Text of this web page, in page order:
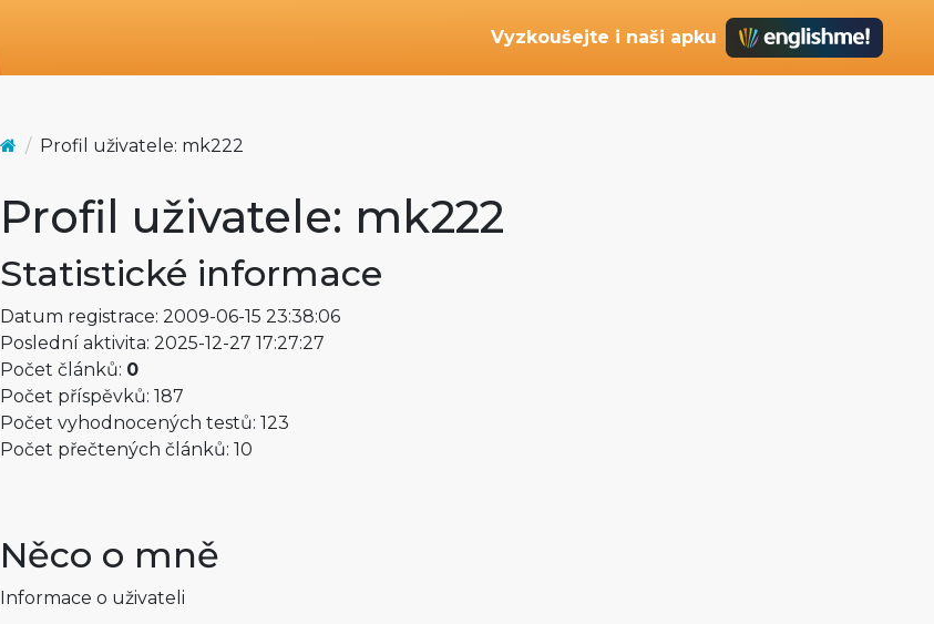
Vyzkoušejte i naši apku
Profil uživatele: mk222
Profil uživatele: mk222
Statistické informace
Datum registrace: 2009-06-15 23:38:06
Poslední aktivita: 2025-12-27 17:27:27
Počet článků: 0
Počet příspěvků: 187
Počet vyhodnocených testů: 123
Počet přečtených článků: 10
Něco o mně
Informace o uživateli